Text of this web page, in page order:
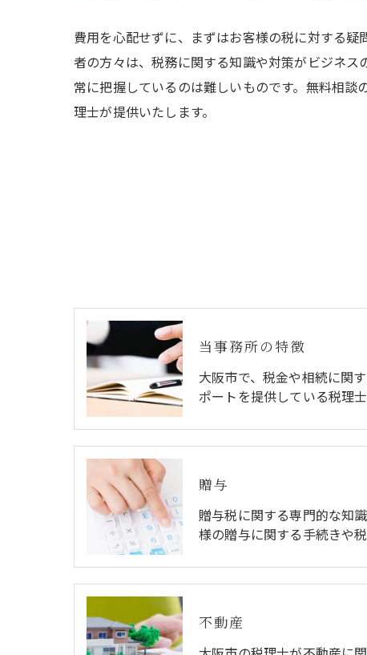
費用を心配せずに、まずはお客様の税に対する
者の方々は、税務に関する知識や対策がビジネ
常に把握しているのは難しいものです。無料相
理士が提供いたします。
当事務所の特徴
大阪市で、税金や相続に関
ポートを提供している税理
贈与
贈与税に関する専門的な知
様の贈与に関する手続きや
不動産